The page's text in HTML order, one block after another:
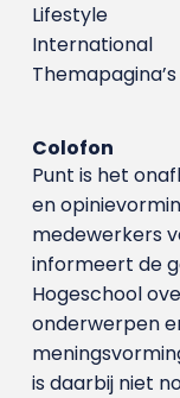
Lifestyle
International
Themapagina’s
Colofon
Punt is het
en
medewerkers
informeert de
Hogeschool
onderwerpen
is daarbij niet